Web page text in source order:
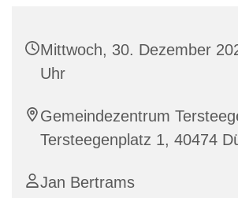
Mittwoch, 30. Dezember
Uhr
Gemeindezentrum
Tersteegenplatz 1, 40474
Jan Bertrams